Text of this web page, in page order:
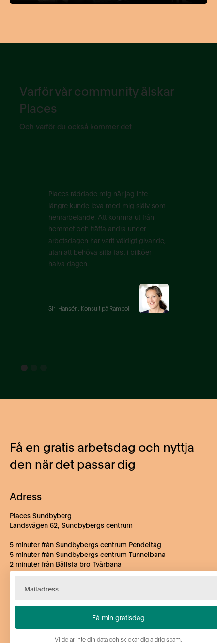
Vi delar inte din data och skickar dig aldrig spam.
Varför vår community älskar
Places
Och varför du också kommer det
Places räddade mig när jag inte
längre kunde leva med mig själv som
hemarbetande. Att komma ut från
hemmet och träffa andra under
arbetsdagen har varit väldigt givande,
utan att behöva sitta fast i bilköer
halva dagen.
Siri Hansén, Konsult på Ramboll
Få en gratis arbetsdag och nyttja
den när det passar dig
Adress
Places Sundbyberg
Landsvägen 62, Sundbybergs centrum
5 minuter från Sundbybergs centrum Pendeltåg
5 minuter från Sundbybergs centrum Tunnelbana
2 minuter från Bällsta bro Tvärbana